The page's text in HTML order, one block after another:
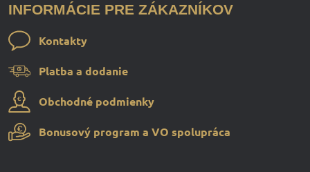
INFORMÁCIE PRE ZÁKAZNÍKOV
Kontakty
Platba a dodanie
Obchodné podmienky
Bonusový program a VO spolupráca